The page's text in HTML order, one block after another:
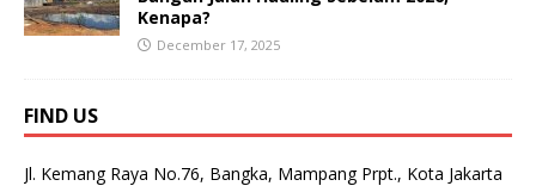
Kenapa?
December 17, 2025
FIND US
Jl. Kemang Raya No.76, Bangka, Mampang Prpt., Kota Jakarta